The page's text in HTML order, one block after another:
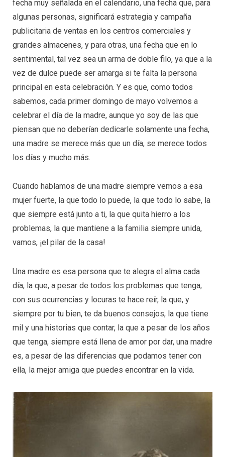
fecha muy señalada en el calendario, una fecha que, para
algunas personas, significará estrategia y campaña
publicitaria de ventas en los centros comerciales y
grandes almacenes, y para otras, una fecha que en lo
sentimental, tal vez sea un arma de doble filo, ya que a la
vez de dulce puede ser amarga si te falta la persona
principal en esta celebración. Y es que, como todos
sabemos, cada primer domingo de mayo volvemos a
celebrar el día de la madre, aunque yo soy de las que
piensan que no deberían dedicarle solamente una fecha,
una madre se merece más que un día, se merece todos
los días y mucho más.
Cuando hablamos de una madre siempre vemos a esa
mujer fuerte, la que todo lo puede, la que todo lo sabe, la
que siempre está junto a ti, la que quita hierro a los
problemas, la que mantiene a la familia siempre unida,
vamos, ¡el pilar de la casa!
Una madre es esa persona que te alegra el alma cada
día, la que, a pesar de todos los problemas que tenga,
con sus ocurrencias y locuras te hace reír, la que, y
siempre por tu bien, te da buenos consejos, la que tiene
mil y una historias que contar, la que a pesar de los años
que tenga, siempre está llena de amor por dar, una madre
es, a pesar de las diferencias que podamos tener con
ella, la mejor amiga que puedes encontrar en la vida.